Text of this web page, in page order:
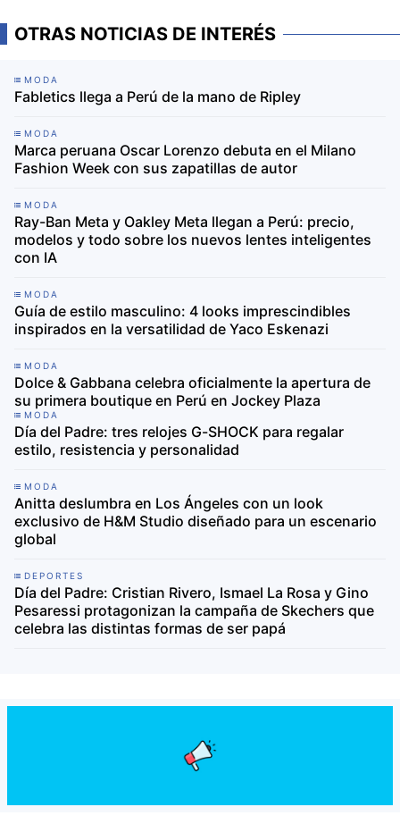
OTRAS NOTICIAS DE INTERÉS
MODA
Fabletics llega a Perú de la mano de Ripley
MODA
Marca peruana Oscar Lorenzo debuta en el Milano
Fashion Week con sus zapatillas de autor
MODA
Ray-Ban Meta y Oakley Meta llegan a Perú: precio,
modelos y todo sobre los nuevos lentes inteligentes
con IA
MODA
Guía de estilo masculino: 4 looks imprescindibles
inspirados en la versatilidad de Yaco Eskenazi
MODA
Dolce & Gabbana celebra oficialmente la apertura de
su primera boutique en Perú en Jockey Plaza
MODA
Día del Padre: tres relojes G-SHOCK para regalar
estilo, resistencia y personalidad
MODA
Anitta deslumbra en Los Ángeles con un look
exclusivo de H&M Studio diseñado para un escenario
global
DEPORTES
Día del Padre: Cristian Rivero, Ismael La Rosa y Gino
Pesaressi protagonizan la campaña de Skechers que
celebra las distintas formas de ser papá